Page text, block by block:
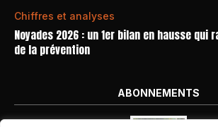
Chiffres et analyses
Noyades 2026 : un 1er bilan en hausse qui
de la prévention
ABONNEMENTS